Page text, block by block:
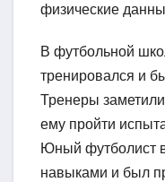
физические
В футбольной
тренировался и
Тренеры
ему пройти
Юный футболист
навыками и был